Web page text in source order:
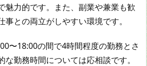
魅力的です。また、副業や兼業も歓
との両立がしやすい環境です。
〜18:00の間で4時間程度の勤務とさ
勤務時間については応相談です。